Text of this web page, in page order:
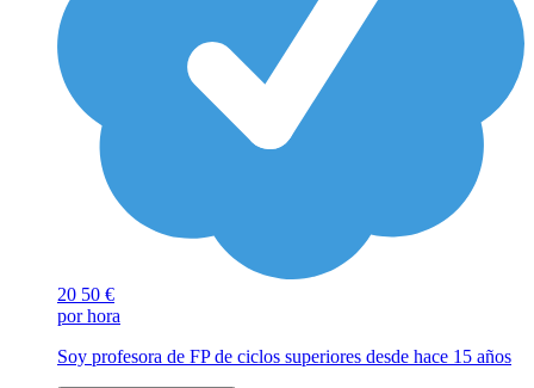
20 50 €
por hora
Soy profesora de FP de ciclos superiores desde hace 15 años